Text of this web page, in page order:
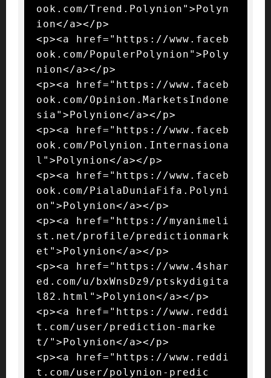
ook.com/Trend.Polynion">Polyn
ion</a></p>
<p><a href="https://www.faceb
ook.com/PopulerPolynion">Poly
nion</a></p>
<p><a href="https://www.faceb
ook.com/Opinion.MarketsIndone
sia">Polynion</a></p>
<p><a href="https://www.faceb
ook.com/Polynion.Internasiona
l">Polynion</a></p>
<p><a href="https://www.faceb
ook.com/PialaDuniaFifa.Polyni
on">Polynion</a></p>
<p><a href="https://myanimeli
st.net/profile/predictionmark
et">Polynion</a></p>
<p><a href="https://www.4shar
ed.com/u/bxWnsDz9/ptskydigita
l82.html">Polynion</a></p>
<p><a href="https://www.reddi
t.com/user/prediction-marke
t/">Polynion</a></p>
<p><a href="https://www.reddi
t.com/user/polynion-predic